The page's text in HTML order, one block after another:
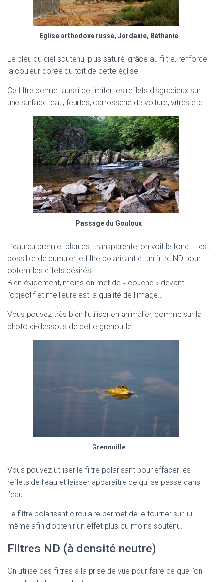
Eglise orthodoxe russe, Jordanie, Béthanie
Le bleu du ciel soutenu, plus saturé, grâce au filtre, renforce
la couleur dorée du toit de cette église.
Ce filtre permet aussi de limiter les reflets disgracieux sur
une surface: eau, feuilles, carrosserie de voiture, vitres etc…
Passage du Gouloux
L’eau du premier plan est transparente, on voit le fond. Il est
possible de cumuler le filtre polarisant et un filtre ND pour
obtenir les effets désirés.
Bien évidement, moins on met de « couche » devant
l’objectif et meilleure est la qualité de l’image…
Vous pouvez très bien l’utiliser en animalier, comme sur la
photo ci-dessous de cette grenouille…
Grenouille
Vous pouvez utiliser le filtre polarisant pour effacer les
reflets de l’eau et laisser apparaître ce qui se passe dans
l’eau.
Le filtre polarisant circulaire permet de le tourner sur lui-
même afin d’obtenir un effet plus ou moins soutenu.
Filtres ND (à densité neutre)
On utilise ces filtres à la prise de vue pour faire ce que l’on